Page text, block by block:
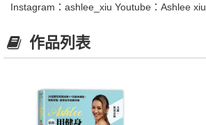
Instagram：ashlee_xiu Youtube：Ashlee xiu
作品列表